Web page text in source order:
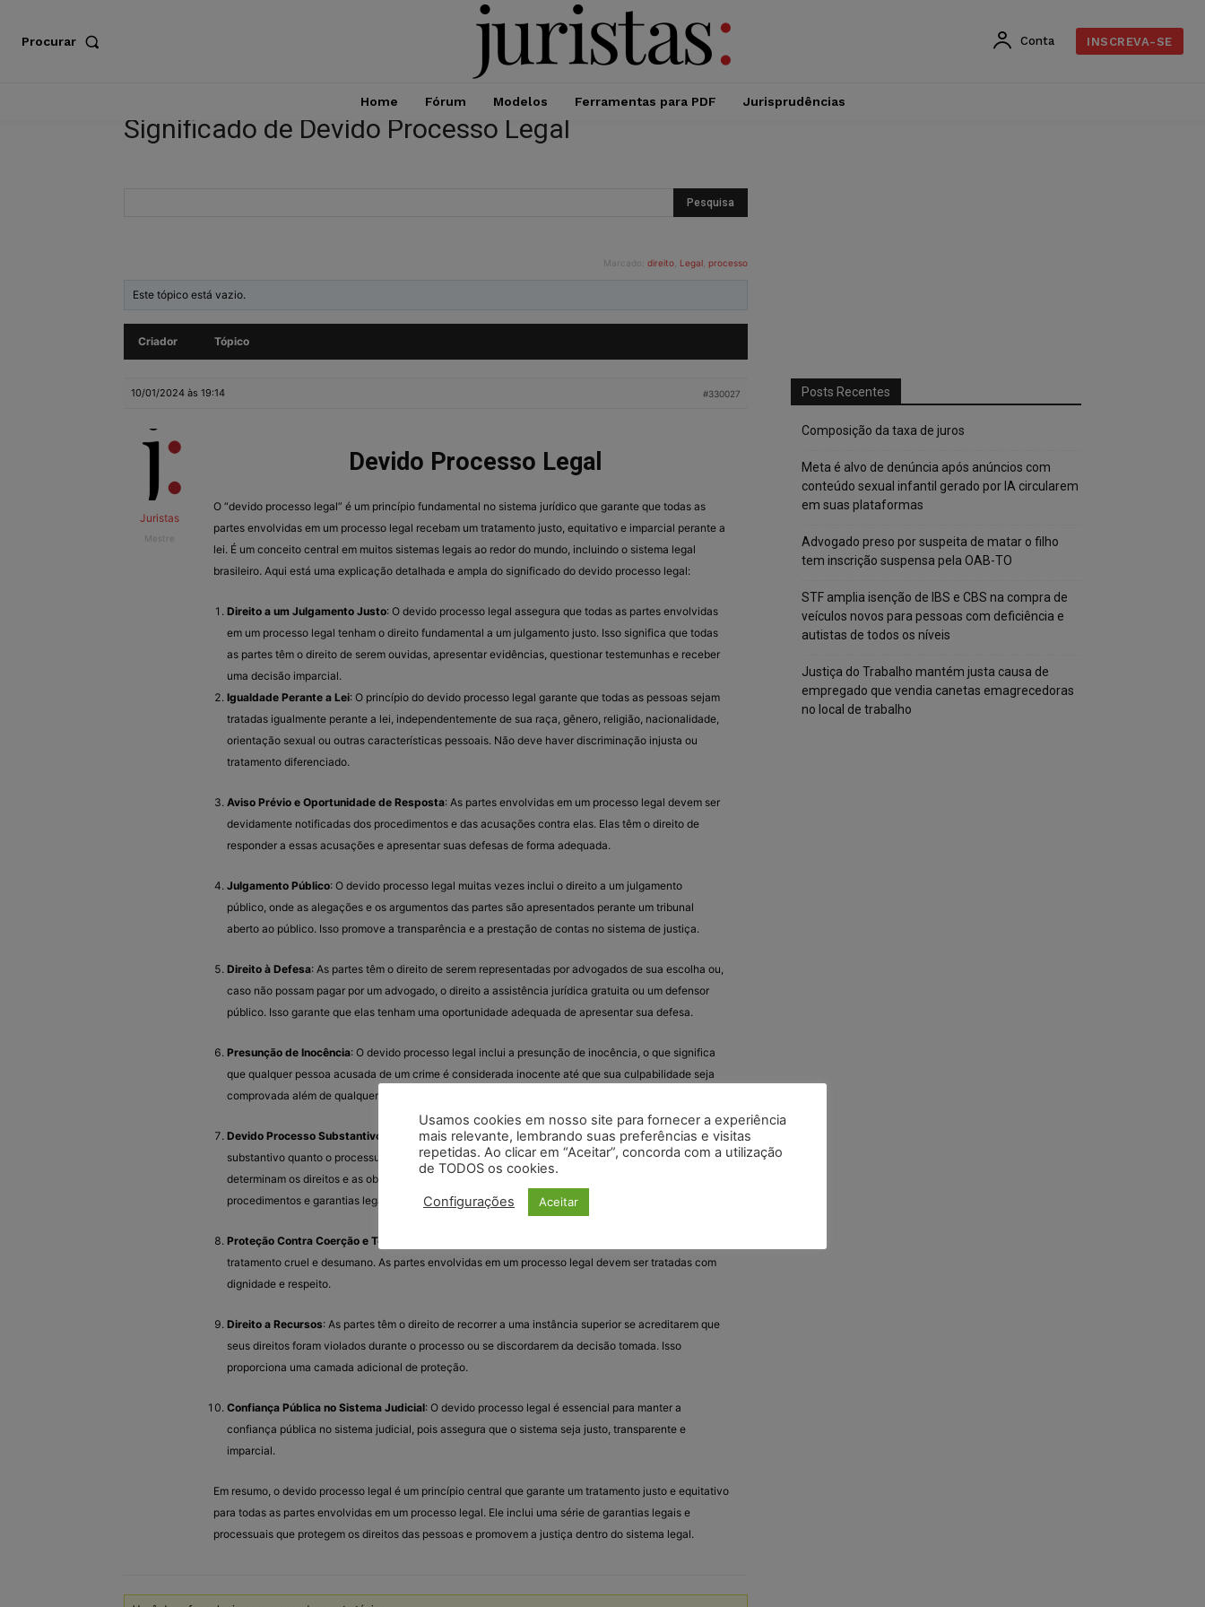
Procurar Conta INSCREVA-SE
Home Fórum Modelos Ferramentas para PDF Jurisprudências
Significado de Devido Processo Legal
Marcado: direito Legal processo
Este tópico está vazio.
Criador Tópico
10/01/2024 às 19:14 #330027
Juristas
Mestre
Devido Processo Legal
O “devido processo legal” é um princípio fundamental no sistema jurídico que garante que todas as
partes envolvidas em um processo legal recebam um tratamento justo, equitativo e imparcial perante a
lei. É um conceito central em muitos sistemas legais ao redor do mundo, incluindo o sistema legal
brasileiro. Aqui está uma explicação detalhada e ampla do significado do devido processo legal:
Direito a um Julgamento Justo: O devido processo legal assegura que todas as partes envolvidas
em um processo legal tenham o direito fundamental a um julgamento justo. Isso significa que todas
as partes têm o direito de serem ouvidas, apresentar evidências, questionar testemunhas e receber
uma decisão imparcial.
Igualdade Perante a Lei: O princípio do devido processo legal garante que todas as pessoas sejam
tratadas igualmente perante a lei, independentemente de sua raça, gênero, religião, nacionalidade,
orientação sexual ou outras características pessoais. Não deve haver discriminação injusta ou
tratamento diferenciado.
Aviso Prévio e Oportunidade de Resposta: As partes envolvidas em um processo legal devem ser
devidamente notificadas dos procedimentos e das acusações contra elas. Elas têm o direito de
responder a essas acusações e apresentar suas defesas de forma adequada.
Julgamento Público: O devido processo legal muitas vezes inclui o direito a um julgamento
público, onde as alegações e os argumentos das partes são apresentados perante um tribunal
aberto ao público. Isso promove a transparência e a prestação de contas no sistema de justiça.
Direito à Defesa: As partes têm o direito de serem representadas por advogados de sua escolha ou,
caso não possam pagar por um advogado, o direito a assistência jurídica gratuita ou um defensor
público. Isso garante que elas tenham uma oportunidade adequada de apresentar sua defesa.
Presunção de Inocência: O devido processo legal inclui a presunção de inocência, o que significa
que qualquer pessoa acusada de um crime é considerada inocente até que sua culpabilidade seja
comprovada além de qualquer dúvida razoável em um julgamento justo.
Devido Processo Substantivo e Processual : O devido processo legal abrange tanto o processo
substantivo quanto o processual. O processo substantivo refere-se às leis e regulamentos que
determinam os direitos e as obrigações das partes envolvidas. O processo processual se refere aos
procedimentos e garantias legais que devem ser seguidos durante o processo.
Proteção Contra Coerção e Tortura
tratamento cruel e desumano. As partes envolvidas em um processo legal devem ser tratadas com
dignidade e respeito.
Direito a Recursos: As partes têm o direito de recorrer a uma instância superior se acreditarem que
seus direitos foram violados durante o processo ou se discordarem da decisão tomada. Isso
proporciona uma camada adicional de proteção.
Confiança Pública no Sistema Judicial: O devido processo legal é essencial para manter a
confiança pública no sistema judicial, pois assegura que o sistema seja justo, transparente e
imparcial.
Em resumo, o devido processo legal é um princípio central que garante um tratamento justo e equitativo
para todas as partes envolvidas em um processo legal. Ele inclui uma série de garantias legais e
processuais que protegem os direitos das pessoas e promovem a justiça dentro do sistema legal.
Posts Recentes
Composição da taxa de juros
Meta é alvo de denúncia após anúncios com
conteúdo sexual infantil gerado por IA circularem
em suas plataformas
Advogado preso por suspeita de matar o filho
tem inscrição suspensa pela OAB-TO
STF amplia isenção de IBS e CBS na compra de
veículos novos para pessoas com deficiência e
autistas de todos os níveis
Justiça do Trabalho mantém justa causa de
empregado que vendia canetas emagrecedoras
no local de trabalho
Usamos cookies em nosso site para fornecer a experiência
mais relevante, lembrando suas preferências e visitas
repetidas. Ao clicar em “Aceitar”, concorda com a utilização
de TODOS os cookies.
Configurações Aceitar